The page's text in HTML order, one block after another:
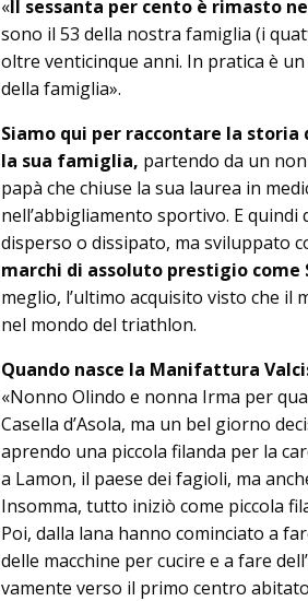
«Il sessanta per cento è rimasto
sono il 53 della nostra famiglia (i
oltre venticinque an­ni. In pratica è
della famiglia».
Siamo qui per raccontare la storia
la sua famiglia, partendo da un
papà che chiuse la sua laurea in
nell’abbigliamento sportivo. E
disperso o dissipato, ma sviluppato
marchi di assoluto prestigio
meglio, l’ultimo acquisito visto che
nel mon­do del triathlon.
Quando nasce la Manifattura
«Nonno Olindo e nonna Irma per
Casella d’Asola, ma un bel giorno
aprendo una piccola filanda per la
a Lamon, il paese dei fagioli, ma
Insomma, tutto iniziò come piccola
Poi, dalla lana hanno cominciato a
delle macchine per cucire e a fare
vamente verso il primo centro